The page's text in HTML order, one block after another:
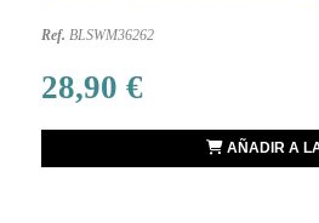
Ref. BLSWM36262
28,90 €
AÑADIR A